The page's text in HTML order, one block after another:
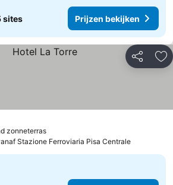
sites Prijzen bekijken
Delen
zonneterras
Stazione Ferroviaria Pisa Centrale